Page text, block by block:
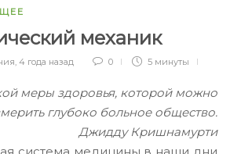
механик
, 4 года назад 0
5 минуты
меры здоровья, которой можно
глубоко больное общество.
Джидду Кришнамурти